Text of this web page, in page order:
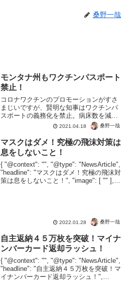
桑野一哉
モンタナ州もワクチンパスポート
禁止！
コロナワクチンのプロモーションがすさ
まじいですが、賢明な知事はワクチンパ
スポートの義務化を禁止。病床数を減ら
して緊急事態を作り出してる日本の知事
とは大違い。テレビでワクチンパスポー
トの話がでたら、必ず思い出してくださ
い。これを伝えなければパ...
2021.04.18 桑野一哉
マスクはダメ！究極の飛沫対策は
息をしないこと！
{ "@context": "", "@type": "NewsArticle",
"headline": "マスクはダメ！究極の飛沫対
策は息をしないこと！", "image": [ "" ],
2022.01.28 桑野一哉
自主返納４５万枚を突破！マイナ
ンバーカード返却ラッシュ！
{ "@context": "", "@type": "NewsArticle",
"headline": "自主返納４５万枚を突破！マ
イナンバーカード返却ラッシュ！",